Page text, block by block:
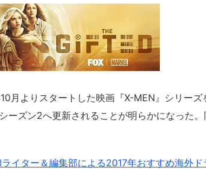
月よりスタートした映画『X-MEN』シリー
ーズン2へ更新されることが明らかになった
イター＆編集部による2017年おすすめ海外ド